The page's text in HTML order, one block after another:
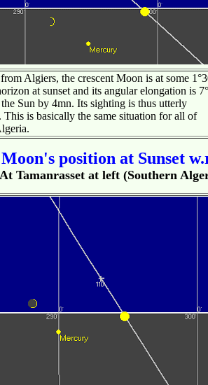
Algiers, the crescent Moon is at some
at sunset and its angular elongation is
the Sun by 4mn. Its sighting is thus utterly
This is basically the same situation for all of
Moon's position at Sunset
At Tamanrasset at left (Southern